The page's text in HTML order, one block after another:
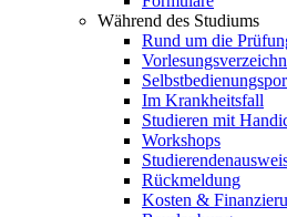
Während des Studiums
Rund um die
Im Krankheitsfall
Studieren mit
Workshops
Rückmeldung
Kosten &